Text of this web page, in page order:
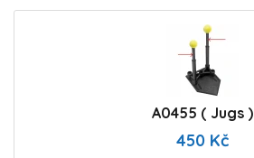
A0455 ( Jugs )
450 Kč